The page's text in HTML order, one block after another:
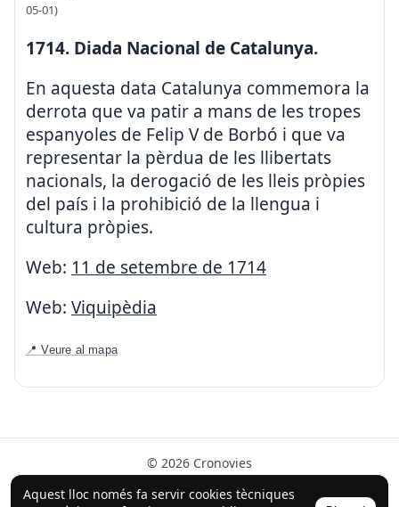
Aquest lloc només fa servir cookies tècniques
05-01)
1714. Diada Nacional de Catalunya.
En aquesta data Catalunya commemora la
derrota que va patir a mans de les tropes
espanyoles de Felip V de Borbó i que va
representar la pèrdua de les llibertats
nacionals, la derogació de les lleis pròpies
del país i la prohibició de la llengua i
cultura pròpies.
Web: 11 de setembre de 1714
Web: Viquipèdia
📍 Veure al mapa
© 2026 Cronovies
Història als carrers · Desenvolupat amb l’ajuda de la IA
(ChatGPT).